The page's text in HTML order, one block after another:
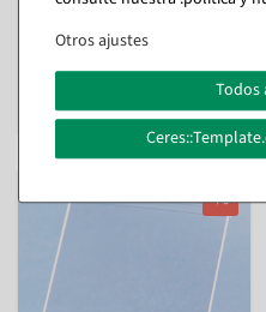
9,46 €
%
Otros ajustes
Todos